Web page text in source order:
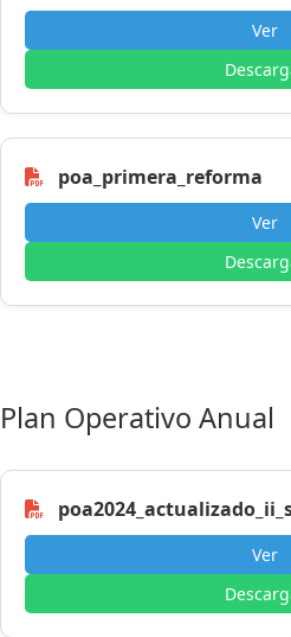
Ver
poa_primera_reforma
Ver
Plan Operativo Anual
Ver